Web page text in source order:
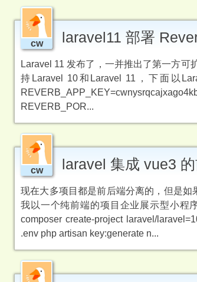
cw laravel11 部署
Laravel 11 发布了，一并推出了第一方
持Laravel 10和Laravel 11，下面以
REVERB_POR...
cw laravel 集成 vue3
现在大多项目都是前后端分离的，但是
我以一个纯前端的项目企业展示型小程
composer create-project laravel/
.env php artisan key:generate n...